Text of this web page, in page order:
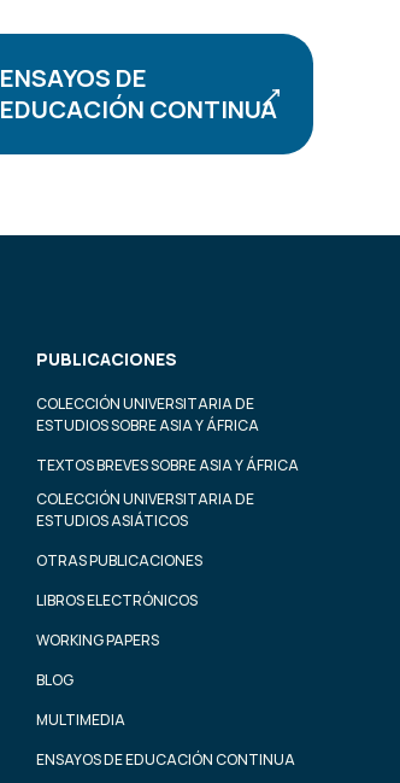
ENSAYOS DE
EDUCACIÓN CONTINUA
PUBLICACIONES
COLECCIÓN UNIVERSITARIA DE
ESTUDIOS SOBRE ASIA Y ÁFRICA
TEXTOS BREVES SOBRE ASIA Y ÁFRICA
COLECCIÓN UNIVERSITARIA DE
ESTUDIOS ASIÁTICOS
OTRAS PUBLICACIONES
LIBROS ELECTRÓNICOS
WORKING PAPERS
BLOG
MULTIMEDIA
ENSAYOS DE EDUCACIÓN CONTINUA